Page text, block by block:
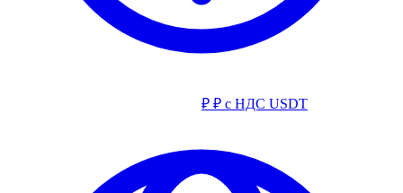
₽ ₽ с НДС USDT